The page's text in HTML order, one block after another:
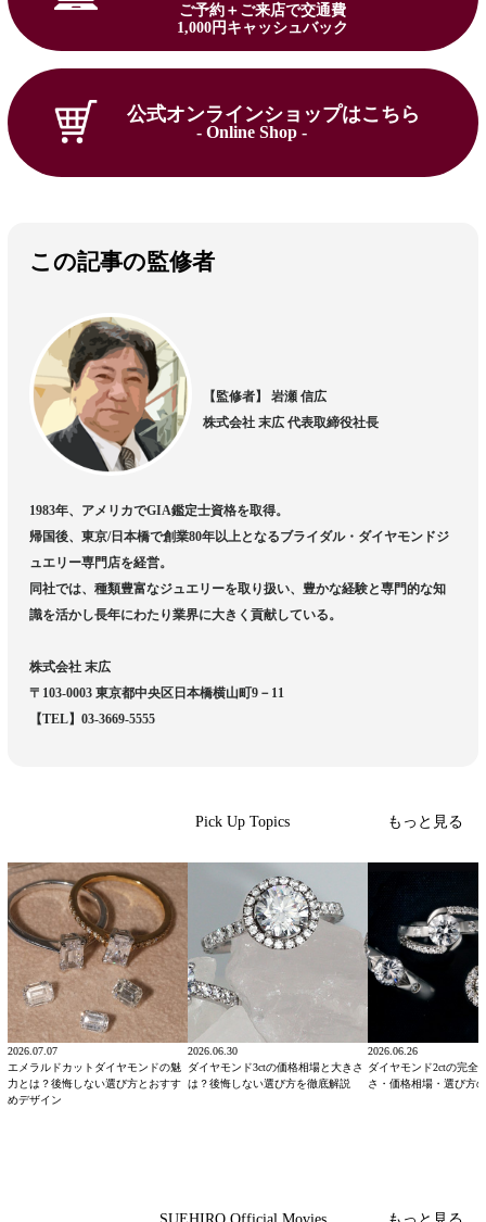
ご予約＋ご来店で交通費
1,000円キャッシュバック
公式オンラインショップはこちら
- Online Shop -
この記事の監修者
【監修者】 岩瀬 信広
株式会社 末広 代表取締役社長
1983年、アメリカでGIA鑑定士資格を取得。
帰国後、東京/日本橋で創業80年以上となるブライダル・ダイヤモンドジ
ュエリー専門店を経営。
同社では、種類豊富なジュエリーを取り扱い、豊かな経験と専門的な知
識を活かし長年にわたり業界に大きく貢献している。
株式会社 末広
〒103-0003 東京都中央区日本橋横山町9－11
【TEL】03-3669-5555
Pick Up Topics もっと見る
2026.07.07
エメラルドカットダイヤモンドの魅
力とは？後悔しない選び方とおすす
めデザイン
2026.06.30
ダイヤモンド3ctの価格相場と大きさ
は？後悔しない選び方を徹底解説
2026.06.26
ダイヤモンド2ctの完全
さ・価格相場・選び方
もっと見る